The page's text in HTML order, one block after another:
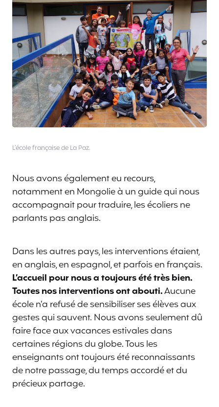
L’école française de La Paz.
Nous avons également eu recours,
notamment en Mongolie à un guide qui nous
accompagnait pour traduire, les écoliers ne
parlants pas anglais.
Dans les autres pays, les interventions étaient,
en anglais, en espagnol, et parfois en français.
L’accueil pour nous a toujours été très bien.
Toutes nos interventions ont abouti.Aucune
école n’a refusé de sensibiliser ses élèves aux
gestes qui sauvent. Nous avons seulement dû
faire face aux vacances estivales dans
certaines régions du globe. Tous les
enseignants ont toujours été reconnaissants
de notre passage, du temps accordé et du
précieux partage.